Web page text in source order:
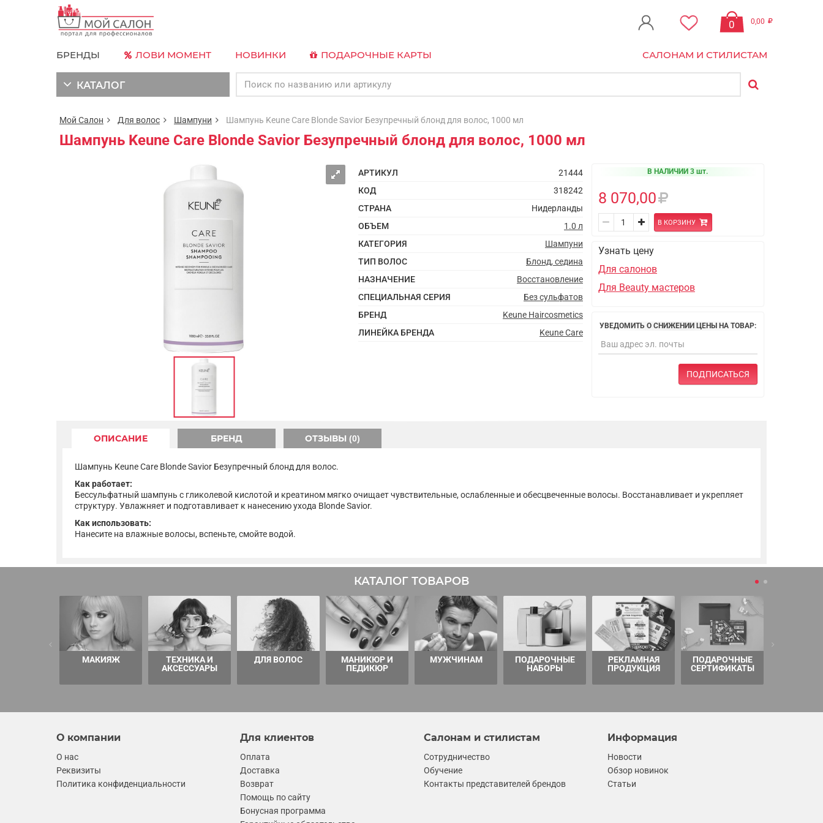
0 0,00
БРЕНДЫ ЛОВИ МОМЕНТ НОВИНКИ ПОДАРОЧНЫЕ КАРТЫ САЛОНАМ И СТИЛИСТАМ
КАТАЛОГ
Мой Салон Для волос Шампуни Шампунь Keune Care Blonde Savior Безупречный блонд для волос, 1000 мл
Шампунь Keune Care Blonde Savior Безупречный блонд для волос, 1000 мл
АРТИКУЛ
21444
КОД
318242
СТРАНА
Нидерланды
ОБЪЕМ
1.0 л
КАТЕГОРИЯ
Шампуни
ТИП ВОЛОС
Блонд, седина
НАЗНАЧЕНИЕ
Восстановление
СПЕЦИАЛЬНАЯ СЕРИЯ
Без сульфатов
БРЕНД
Keune Haircosmetics
ЛИНЕЙКА БРЕНДА
Keune Care
В НАЛИЧИИ 3 шт.
8 070,00
В КОРЗИНУ
Узнать цену
Для салонов
Для Beauty мастеров
УВЕДОМИТЬ О СНИЖЕНИИ ЦЕНЫ НА ТОВАР:
ПОДПИСАТЬСЯ
ОПИСАНИЕ БРЕНД ОТЗЫВЫ (0)
Шампунь Keune Care Blonde Savior Безупречный блонд для волос.
Как работает:
Бессульфатный шампунь с гликолевой кислотой и креатином мягко очищает чувствительные, ослабленные и обесцвеченные волосы. Восстанавливает и укрепляет
структуру. Увлажняет и подготавливает к нанесению ухода Blonde Savior.
Как использовать:
Нанесите на влажные волосы, вспеньте, смойте водой.
КАТАЛОГ ТОВАРОВ
МАКИЯЖ
ТЕХНИКА И
АКСЕССУАРЫ
ДЛЯ ВОЛОС
МАНИКЮР И
ПЕДИКЮР
МУЖЧИНАМ
ПОДАРОЧНЫЕ
НАБОРЫ
РЕКЛАМНАЯ
ПРОДУКЦИЯ
ПОДАРОЧНЫЕ
СЕРТИФИКАТЫ
О компании
О нас
Реквизиты
Политика конфиденциальности
Для клиентов
Оплата
Доставка
Возврат
Помощь по сайту
Бонусная программа
Салонам и стилистам
Сотрудничество
Обучение
Контакты представителей брендов
Информация
Новости
Обзор новинок
Статьи